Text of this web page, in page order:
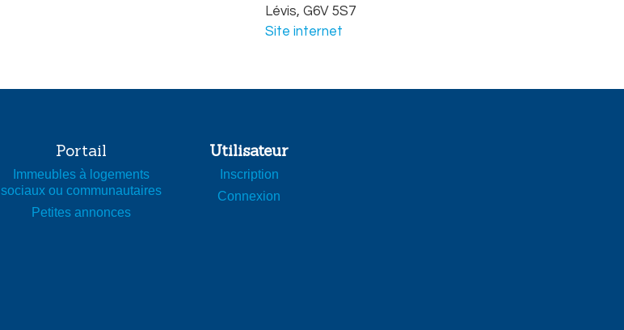
Lévis, G6V 5S7
Site internet
Portail
Immeubles à logements
sociaux ou communautaires
Petites annonces
Utilisateur
Inscription
Connexion